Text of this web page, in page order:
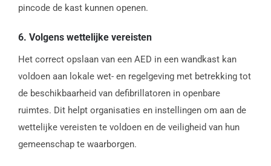
pincode de kast kunnen openen.
6. Volgens wettelijke vereisten
Het correct opslaan van een AED in een wandkast kan
voldoen aan lokale wet- en regelgeving met betrekking tot
de beschikbaarheid van defibrillatoren in openbare
ruimtes. Dit helpt organisaties en instellingen om aan de
wettelijke vereisten te voldoen en de veiligheid van hun
gemeenschap te waarborgen.